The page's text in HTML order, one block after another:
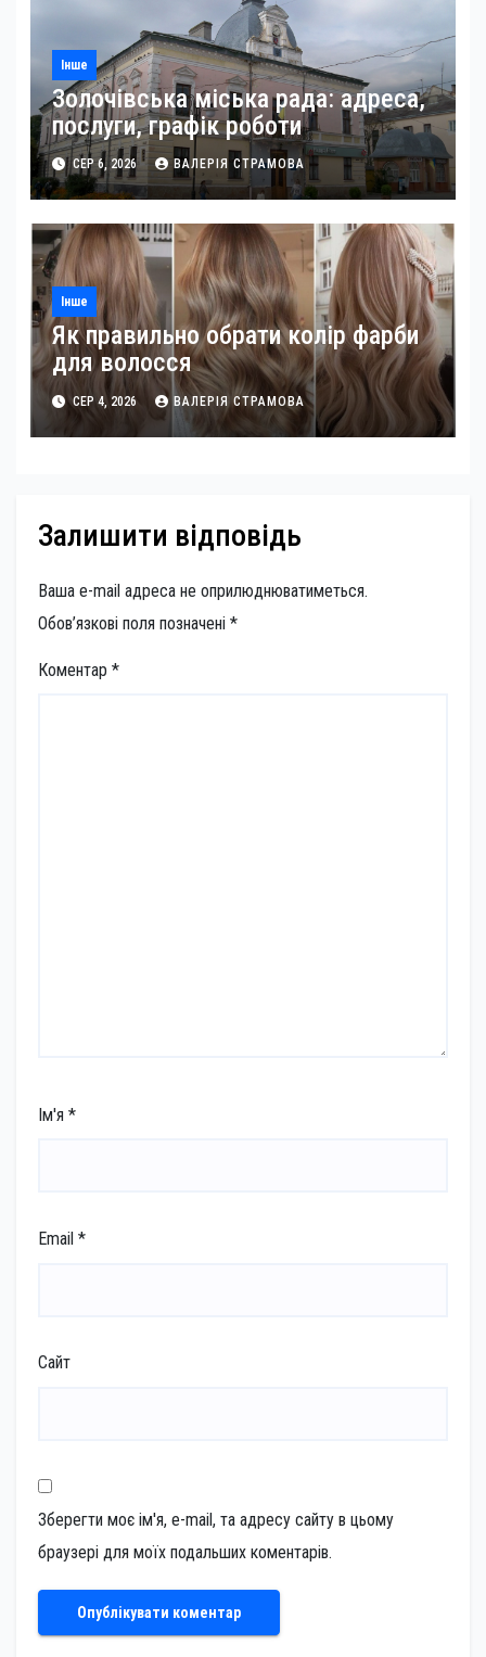
Інше
Золочівська міська рада: адреса,
послуги, графік роботи
СЕР 6, 2026 ВАЛЕРІЯ СТРАМОВА
Інше
Як правильно обрати колір фарби
для волосся
СЕР 4, 2026 ВАЛЕРІЯ СТРАМОВА
Залишити відповідь
Ваша e-mail адреса не оприлюднюватиметься.
Обов’язкові поля позначені *
Коментар *
Ім'я *
Email *
Сайт
Зберегти моє ім'я, e-mail, та адресу сайту в цьому
браузері для моїх подальших коментарів.